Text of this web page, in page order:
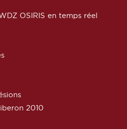
OSIRIS en temps réel
2010